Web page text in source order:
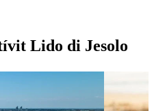
Lido di Jesolo